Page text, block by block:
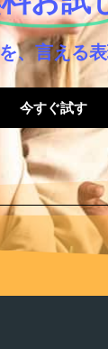
、言える
今すぐ試す